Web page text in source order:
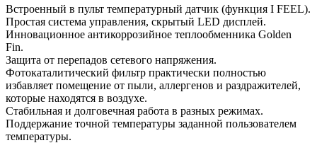
Встроенный в пульт температурный датчик (функция I FEEL).
Простая система управления, скрытый LED дисплей.
Инновационное антикоррозийное теплообменника Golden
Fin.
Защита от перепадов сетевого напряжения.
Фотокаталитический фильтр практически полностью
избавляет помещение от пыли, аллергенов и раздражителей,
которые находятся в воздухе.
Стабильная и долговечная работа в разных режимах.
Поддержание точной температуры заданной пользователем
температуры.